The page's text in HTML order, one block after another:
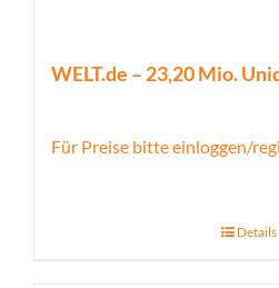
WELT.de – 23,20 Mio.
Für Preise bitte einloggen/
Details